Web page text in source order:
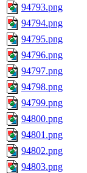
94793.png
94794.png
94795.png
94796.png
94797.png
94798.png
94799.png
94800.png
94801.png
94802.png
94803.png